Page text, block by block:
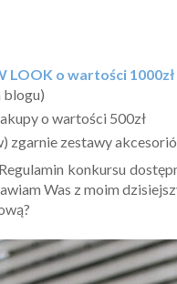
LOOK o wartości 1000zł
blogu)
o wartości 500zł
zgarnie zestawy
konkursu
Was z moim